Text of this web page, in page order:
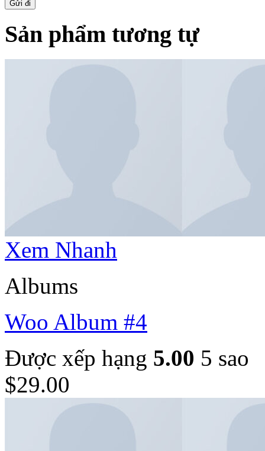
Sản phẩm tương tự
Xem Nhanh
Albums
Woo Album #4
Được xếp hạng 5.00 5 sao
$29.00